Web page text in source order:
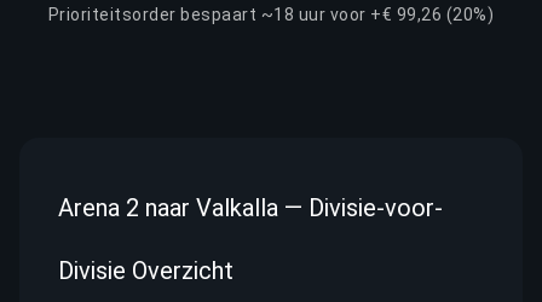
Prioriteitsorder bespaart ~18 uur voor +€ 99,26 (20%)
Arena 2 naar Valkalla — Divisie-voor-
Divisie Overzicht